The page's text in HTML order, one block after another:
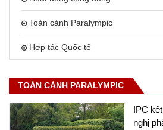
Toàn cảnh Paralympic
Hợp tác Quốc tế
TOÀN CẢNH PARALYMPIC
IPC
nghị